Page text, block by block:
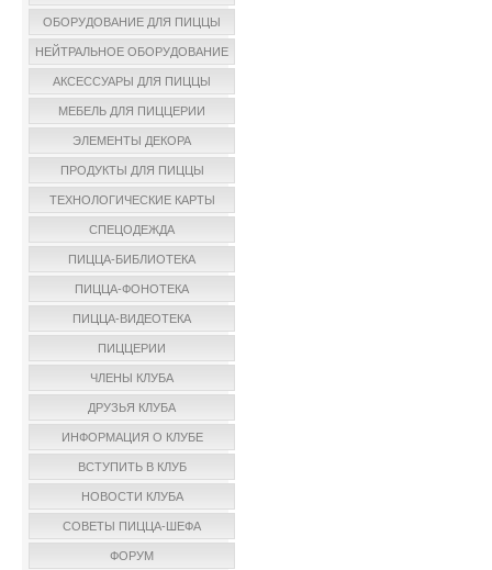
ОБОРУДОВАНИЕ ДЛЯ ПИЦЦЫ
НЕЙТРАЛЬНОЕ ОБОРУДОВАНИЕ
АКСЕССУАРЫ ДЛЯ ПИЦЦЫ
МЕБЕЛЬ ДЛЯ ПИЦЦЕРИИ
ЭЛЕМЕНТЫ ДЕКОРА
ПРОДУКТЫ ДЛЯ ПИЦЦЫ
ТЕХНОЛОГИЧЕСКИЕ КАРТЫ
СПЕЦОДЕЖДА
ПИЦЦА-БИБЛИОТЕКА
ПИЦЦА-ФОНОТЕКА
ПИЦЦА-ВИДЕОТЕКА
ПИЦЦЕРИИ
ЧЛЕНЫ КЛУБА
ДРУЗЬЯ КЛУБА
ИНФОРМАЦИЯ О КЛУБЕ
ВСТУПИТЬ В КЛУБ
НОВОСТИ КЛУБА
СОВЕТЫ ПИЦЦА-ШЕФА
ФОРУМ